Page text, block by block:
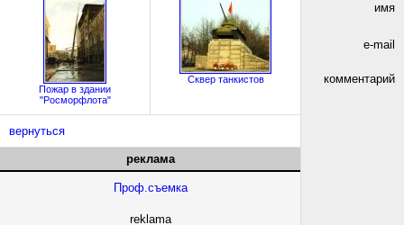
Пожар в здании
"Росморфлота"
Сквер танкистов
вернуться
реклама
Проф.съемка
reklama
имя
e-mail
комментарий